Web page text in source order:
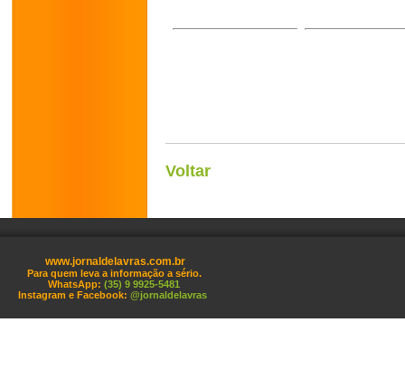
Voltar
www.jornaldelavras.com.br
Para quem leva a informação a sério.
WhatsApp: (35) 9 9925-5481
Instagram e Facebook: @jornaldelavras